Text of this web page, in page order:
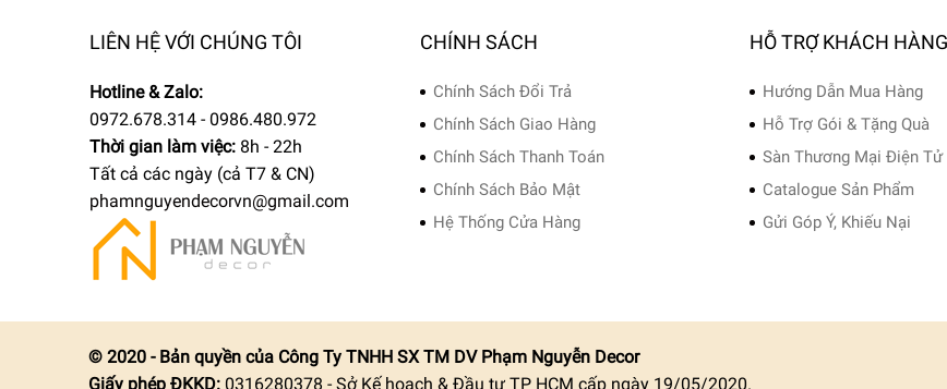
LIÊN HỆ VỚI CHÚNG TÔI
Hotline & Zalo:
0972.678.314 - 0986.480.972
Thời gian làm việc: 8h - 22h
Tất cả các ngày (cả T7 & CN)
phamnguyendecorvn@gmail.com
CHÍNH SÁCH
Chính Sách Đổi Trả
Chính Sách Giao Hàng
Chính Sách Thanh Toán
Chính Sách Bảo Mật
Hệ Thống Cửa Hàng
HỖ TRỢ KHÁCH HÀNG
Hướng Dẫn Mua Hàng
Hỗ Trợ Gói & Tặng Quà
Sàn Thương Mại Điện Tử
Catalogue Sản Phẩm
Gửi Góp Ý, Khiếu Nại
© 2020 - Bản quyền của Công Ty TNHH SX TM DV Phạm Nguyễn Decor
Giấy phép ĐKKD:0316280378 - Sở Kế hoạch & Đầu tư TP HCM cấp ngày 19/05/2020.